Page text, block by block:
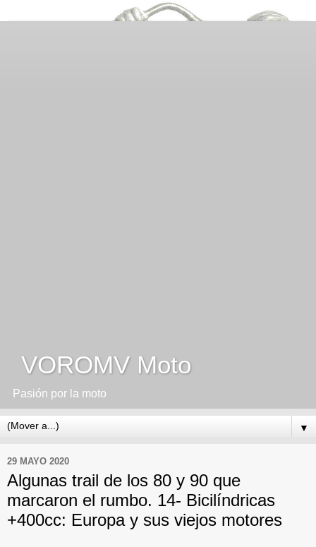
VOROMV Moto
Pasión por la moto
▼
29 MAYO 2020
Algunas trail de los 80 y 90 que
marcaron el rumbo. 14- Bicilíndricas
+400cc: Europa y sus viejos motores